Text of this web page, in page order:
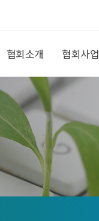
협회소개 협회사업